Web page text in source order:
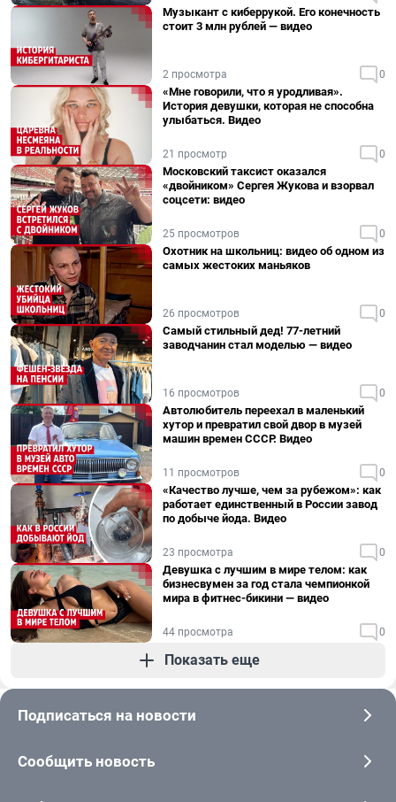
Музыкант с киберрукой. Его конечность
стоит 3 млн рублей — видео
2 просмотра 0
«Мне говорили, что я уродливая».
История девушки, которая не способна
улыбаться. Видео
21 просмотр 0
Московский таксист оказался
«двойником» Сергея Жукова и взорвал
соцсети: видео
25 просмотров 0
Охотник на школьниц: видео об одном из
самых жестоких маньяков
26 просмотров 0
Самый стильный дед! 77-летний
заводчанин стал моделью — видео
16 просмотров 0
Автолюбитель переехал в маленький
хутор и превратил свой двор в музей
машин времен СССР. Видео
11 просмотров 0
«Качество лучше, чем за рубежом»: как
работает единственный в России завод
по добыче йода. Видео
23 просмотра 0
Девушка с лучшим в мире телом: как
бизнесвумен за год стала чемпионкой
мира в фитнес-бикини — видео
44 просмотра 0
Показать еще
Подписаться на новости
Сообщить новость